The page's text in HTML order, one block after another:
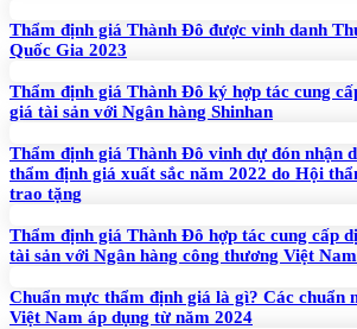
Thẩm định giá Thành Đô được vinh danh
Quốc Gia 2023
Thẩm định giá Thành Đô ký hợp tác cung
giá tài sản với Ngân hàng Shinhan
Thẩm định giá Thành Đô vinh dự đón nhận
thẩm định giá xuất sắc năm 2022 do Hội
trao tặng
Thẩm định giá Thành Đô hợp tác cung cấp
tài sản với Ngân hàng công thương Việt
Chuẩn mực thẩm định giá là gì? Các chuẩn
Việt Nam áp dụng từ năm 2024